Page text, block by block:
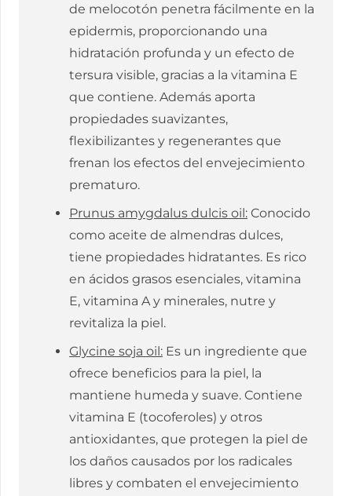
de melocotón penetra fácilmente en la
epidermis, proporcionando una
hidratación profunda y un efecto de
tersura visible, gracias a la vitamina E
que contiene. Además aporta
propiedades suavizantes,
flexibilizantes y regenerantes que
frenan los efectos del envejecimiento
prematuro.
Prunus amygdalus dulcis oil: Conocido
como aceite de almendras dulces,
tiene propiedades hidratantes. Es rico
en ácidos grasos esenciales, vitamina
E, vitamina A y minerales, nutre y
revitaliza la piel.
Glycine soja oil: Es un ingrediente que
ofrece beneficios para la piel, la
mantiene humeda y suave. Contiene
vitamina E (tocoferoles) y otros
antioxidantes, que protegen la piel de
los daños causados por los radicales
libres y combaten el envejecimiento